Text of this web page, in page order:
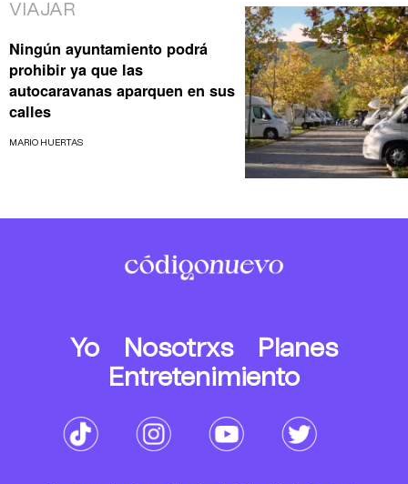
VIAJAR
Ningún ayuntamiento podrá
prohibir ya que las
autocaravanas aparquen en sus
calles
MARIO HUERTAS
Yo Nosotrxs
Planes
Entretenimiento